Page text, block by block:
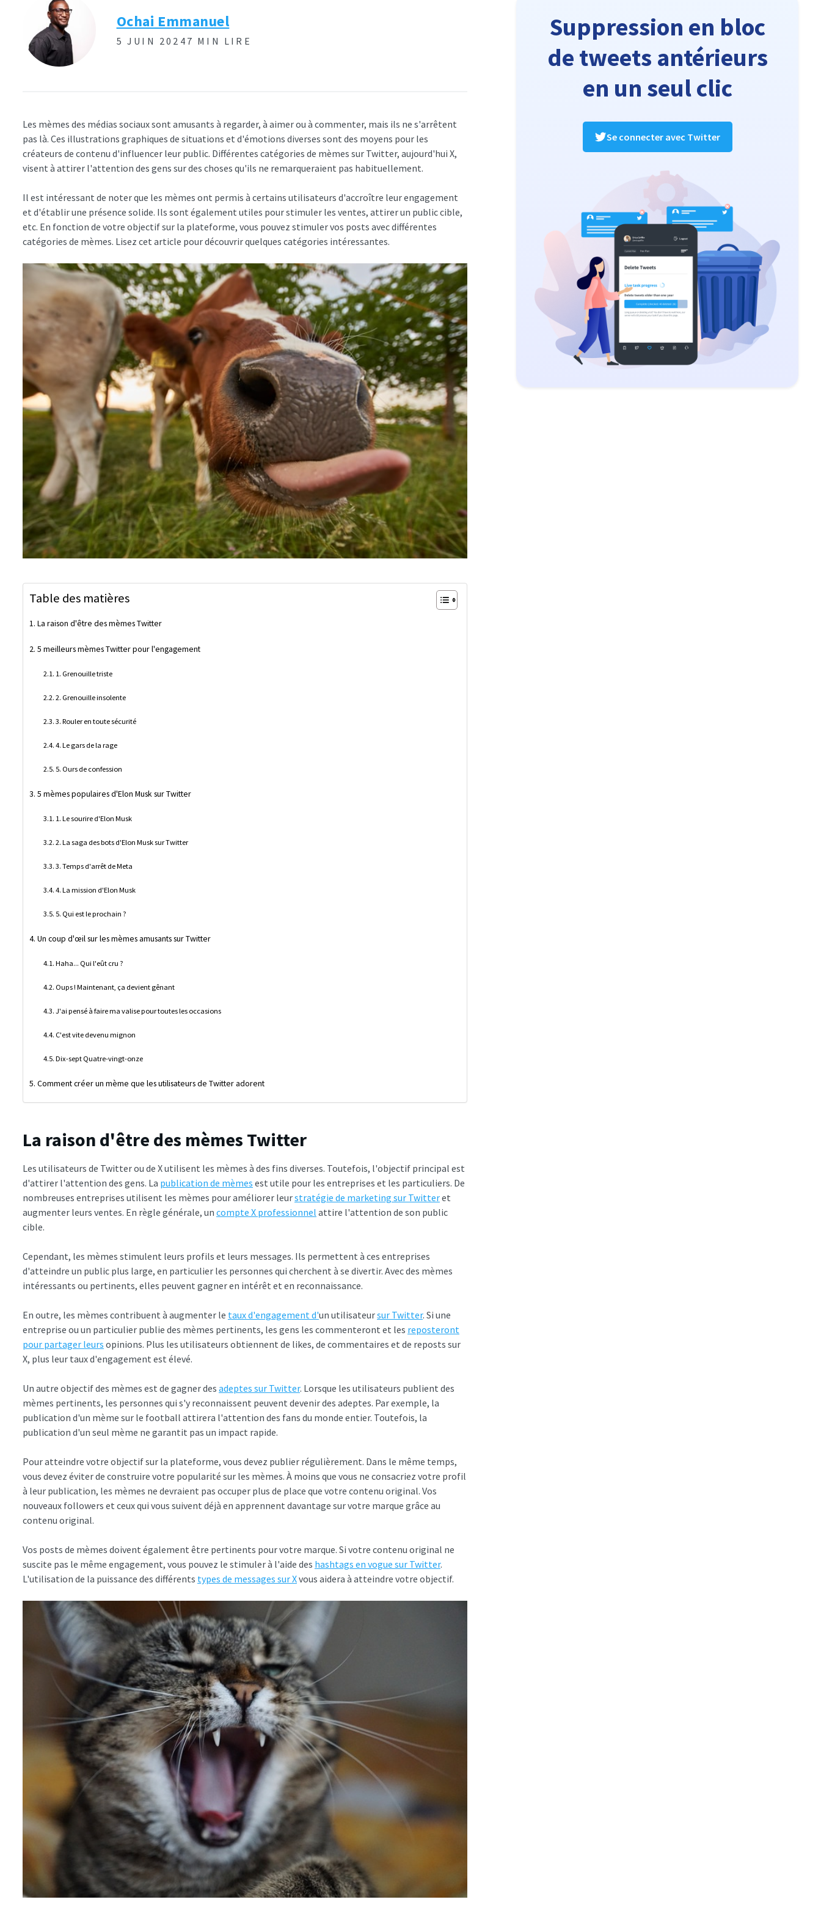
Ochai Emmanuel
5 JUIN 2024 7 MIN LIRE
Les mèmes des médias sociaux sont amusants à regarder, à aimer ou à commenter, mais ils ne s'arrêtent
pas là. Ces illustrations graphiques de situations et d'émotions diverses sont des moyens pour les
créateurs de contenu d'influencer leur public. Différentes catégories de mèmes sur Twitter, aujourd'hui X,
visent à attirer l'attention des gens sur des choses qu'ils ne remarqueraient pas habituellement.
Il est intéressant de noter que les mèmes ont permis à certains utilisateurs d'accroître leur engagement
et d'établir une présence solide. Ils sont également utiles pour stimuler les ventes, attirer un public cible,
etc. En fonction de votre objectif sur la plateforme, vous pouvez stimuler vos posts avec différentes
catégories de mèmes. Lisez cet article pour découvrir quelques catégories intéressantes.
Table des matières
La raison d'être des mèmes Twitter
5 meilleurs mèmes Twitter pour l'engagement
1. Grenouille triste
2. Grenouille insolente
3. Rouler en toute sécurité
4. Le gars de la rage
5. Ours de confession
5 mèmes populaires d'Elon Musk sur Twitter
1. Le sourire d'Elon Musk
2. La saga des bots d'Elon Musk sur Twitter
3. Temps d'arrêt de Meta
4. La mission d'Elon Musk
5. Qui est le prochain ?
Un coup d'œil sur les mèmes amusants sur Twitter
Haha... Qui l'eût cru ?
Oups ! Maintenant, ça devient gênant
J'ai pensé à faire ma valise pour toutes les occasions
C'est vite devenu mignon
Dix-sept Quatre-vingt-onze
Comment créer un mème que les utilisateurs de Twitter adorent
La raison d'être des mèmes Twitter
Les utilisateurs de Twitter ou de X utilisent les mèmes à des fins diverses. Toutefois, l'objectif principal est
d'attirer l'attention des gens. La publication de mèmes est utile pour les entreprises et les particuliers. De
nombreuses entreprises utilisent les mèmes pour améliorer leurstratégie de marketing sur Twitteret
augmenter leurs ventes. En règle générale, un compte X professionnel attire l'attention de son public
cible.
Cependant, les mèmes stimulent leurs profils et leurs messages. Ils permettent à ces entreprises
d'atteindre un public plus large, en particulier les personnes qui cherchent à se divertir. Avec des mèmes
intéressants ou pertinents, elles peuvent gagner en intérêt et en reconnaissance.
En outre, les mèmes contribuent à augmenter le taux d'engagement d'un utilisateursur Twitter. Si une
entreprise ou un particulier publie des mèmes pertinents, les gens les commenteront et les reposteront
pour partager leurs opinions. Plus les utilisateurs obtiennent de likes, de commentaires et de reposts sur
X, plus leur taux d'engagement est élevé.
Un autre objectif des mèmes est de gagner des adeptes sur Twitter. Lorsque les utilisateurs publient des
mèmes pertinents, les personnes qui s'y reconnaissent peuvent devenir des adeptes. Par exemple, la
publication d'un mème sur le football attirera l'attention des fans du monde entier. Toutefois, la
publication d'un seul mème ne garantit pas un impact rapide.
Pour atteindre votre objectif sur la plateforme, vous devez publier régulièrement. Dans le même temps,
vous devez éviter de construire votre popularité sur les mèmes. À moins que vous ne consacriez votre profil
à leur publication, les mèmes ne devraient pas occuper plus de place que votre contenu original. Vos
nouveaux followers et ceux qui vous suivent déjà en apprennent davantage sur votre marque grâce au
contenu original.
Vos posts de mèmes doivent également être pertinents pour votre marque. Si votre contenu original ne
suscite pas le même engagement, vous pouvez le stimuler à l'aide des hashtags en vogue sur Twitter.
L'utilisation de la puissance des différents types de messages sur Xvous aidera à atteindre votre objectif.
Suppression en bloc
de tweets antérieurs
en un seul clic
Se connecter avec Twitter